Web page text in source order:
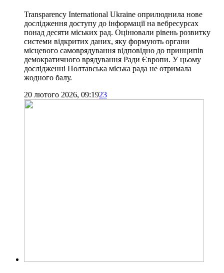
Transparency International Ukraine оприлюднила нове
дослідження доступу до інформації на вебресурсах
понад десяти міських рад. Оцінювали рівень розвитку
системи відкритих даних, яку формують органи
місцевого самоврядування відповідно до принципів
демократичного врядування Ради Європи. У цьому
дослідженні Полтавська міська рада не отримала
жодного балу.
20 лютого 2026, 09:1923